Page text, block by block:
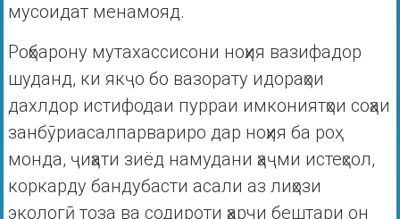
мусоидат менамояд.
Роҳбарону мутахассисони ноҳия вазифадор
шуданд, ки якҷо бо вазорату идораҳои
дахлдор истифодаи пурраи имкониятҳои соҳаи
занбӯриасалпарвариро дар ноҳия ба роҳ
монда, ҷиҳати зиёд намудани ҳаҷми истеҳсол,
коркарду бандубасти асали аз лиҳози
экологӣ тоза ва содироти ҳарчи бештари он